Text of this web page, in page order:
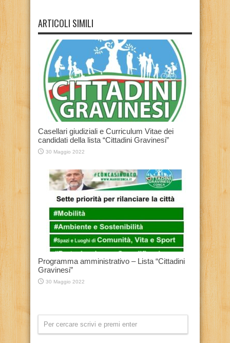
ARTICOLI SIMILI
Casellari giudiziali e Curriculum Vitae dei
candidati della lista “Cittadini Gravinesi”
30 Maggio 2022
Programma amministrativo – Lista “Cittadini
Gravinesi”
30 Maggio 2022